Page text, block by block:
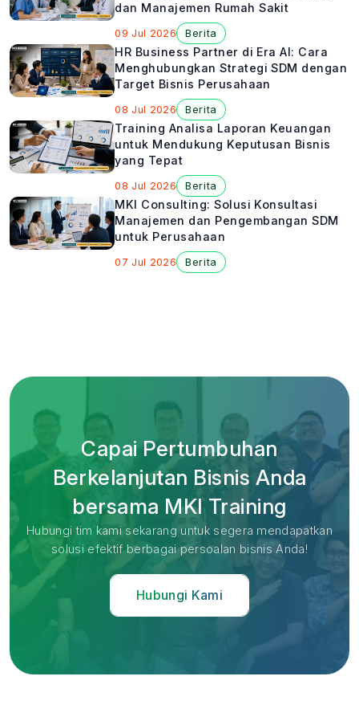
dan Manajemen Rumah Sakit
09 Jul 2026 Berita
HR Business Partner di Era AI: Cara
Menghubungkan Strategi SDM dengan
Target Bisnis Perusahaan
08 Jul 2026 Berita
Training Analisa Laporan Keuangan
untuk Mendukung Keputusan Bisnis
yang Tepat
08 Jul 2026 Berita
MKI Consulting: Solusi Konsultasi
Manajemen dan Pengembangan SDM
untuk Perusahaan
07 Jul 2026 Berita
Capai Pertumbuhan
Berkelanjutan Bisnis Anda
bersama MKI Training
Hubungi tim kami sekarang untuk segera mendapatkan
solusi efektif berbagai persoalan bisnis Anda!
Hubungi Kami